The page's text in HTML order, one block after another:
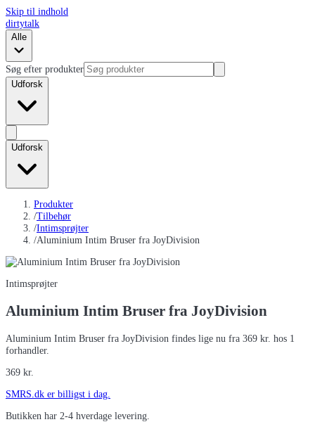
Skip til indhold
dirtytalk
Alle
Søg efter produkter
Udforsk
Udforsk
Produkter
/Tilbehør
/Intimsprøjter
/Aluminium Intim Bruser fra JoyDivision
Intimsprøjter
Aluminium Intim Bruser fra JoyDivision
Aluminium Intim Bruser fra JoyDivision findes lige nu fra 369 kr. hos 1
forhandler.
369 kr.
SMRS.dk er billigst i dag.
Butikken har 2-4 hverdage levering.